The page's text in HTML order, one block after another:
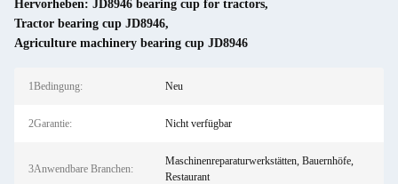
Hervorheben: JD8946 bearing cup for tractors,
Tractor bearing cup JD8946,
Agriculture machinery bearing cup JD8946
1Bedingung: Neu
2Garantie: Nicht verfügbar
3Anwendbare Branchen:
Maschinenreparaturwerkstätten, Bauernhöfe,
Restaurant